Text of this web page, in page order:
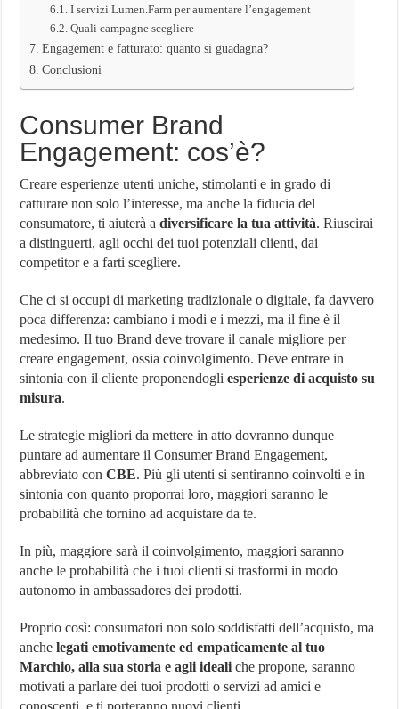
I servizi Lumen.Farm per aumentare l’engagement
Quali campagne scegliere
Engagement e fatturato: quanto si guadagna?
Conclusioni
Consumer Brand
Engagement: cos’è?
Creare esperienze utenti uniche, stimolanti e in grado di
catturare non solo l’interesse, ma anche la fiducia del
consumatore, ti aiuterà adiversificare la tua attività. Riuscirai
a distinguerti, agli occhi dei tuoi potenziali clienti, dai
competitor e a farti scegliere.
Che ci si occupi di marketing tradizionale o digitale, fa davvero
poca differenza: cambiano i modi e i mezzi, ma il fine è il
medesimo. Il tuo Brand deve trovare il canale migliore per
creare engagement, ossia coinvolgimento. Deve entrare in
sintonia con il cliente proponendogliesperienze di acquisto su
misura.
Le strategie migliori da mettere in atto dovranno dunque
puntare ad aumentare il Consumer Brand Engagement,
abbreviato conCBE. Più gli utenti si sentiranno coinvolti e in
sintonia con quanto proporrai loro, maggiori saranno le
probabilità che tornino ad acquistare da te.
In più, maggiore sarà il coinvolgimento, maggiori saranno
anche le probabilità che i tuoi clienti si trasformi in modo
autonomo in ambassadores dei prodotti.
Proprio così: consumatori non solo soddisfatti dell’acquisto, ma
anche legati emotivamente ed empaticamente al tuo
Marchio, alla sua storia e agli idealiche propone, saranno
motivati a parlare dei tuoi prodotti o servizi ad amici e
conoscenti, e ti porteranno nuovi clienti.